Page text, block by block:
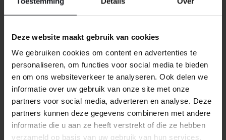
Deze website maakt gebruik van cookies
We gebruiken cookies om content en advertenties te
personaliseren, om functies voor social media te bieden
en om ons websiteverkeer te analyseren. Ook delen we
informatie over uw gebruik van onze site met onze
partners voor social media, adverteren en analyse. Deze
partners kunnen deze gegevens combineren met andere
informatie die u aan ze heeft verstrekt of die ze hebben
verzameld op basis van uw gebruik van hun services.
ONS RETOURBELEID
Individuell gestaltete Artikel wie Matratzen,
Lattenroste, Obermatratzen und Boxspring-
Sets fallen NICHT unter die
Rückgabebestimmungen und können von